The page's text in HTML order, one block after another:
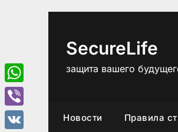
SecureLife
защита вашего
Новости Правила
WhatsApp
Viber